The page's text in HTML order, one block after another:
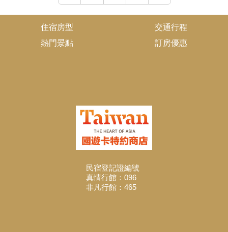
住宿房型
交通行程
熱門景點
訂房優惠
民宿登記證編號
真情行館：096
非凡行館：465